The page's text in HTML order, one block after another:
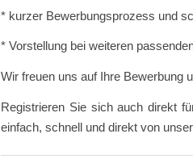
* kurzer Bewerbungsprozess und
* Vorstellung bei weiteren
Wir freuen uns auf Ihre Bewerbung
Registrieren Sie sich auch direkt
einfach, schnell und direkt von